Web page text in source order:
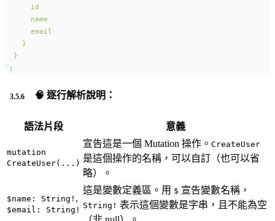
      id
      name
      email
    }
  }
` ;
🧠 逐行解析說明：
語法片段 意義
mutation
CreateUser(...)
宣告這是一個 Mutation 操作。 CreateUser
是這個操作的名稱，可以自訂（也可以省
略）。
$name: String! ,
$email: String!
這是變數定義區。用 $ 宣告變數名稱，
String! 表示這個變數是字串，且不能為空